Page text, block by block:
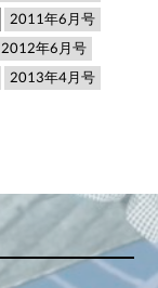
2011年6月号
2012年6月号
2013年4月号